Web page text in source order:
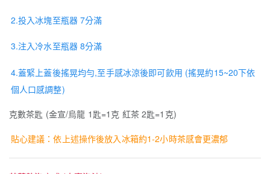
2.投入冰塊至瓶器 7分滿
3.注入冷水至瓶器 8分滿
4.蓋緊上蓋後搖晃均勻,至手感冰涼後即可飲用 (搖晃約15~20下依
個人口感調整)
克數茶匙 (金宣/烏龍 1匙=1克 紅茶 2匙=1克)
貼心建議：依上述操作後放入冰箱約1-2小時茶感會更濃郁